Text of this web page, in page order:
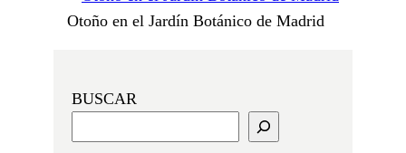
Otoño en el Jardín Botánico de Madrid
BUSCAR